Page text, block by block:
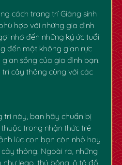
cách trang trí Giáng sinh
hợp với những gia đình
nhớ đến những ký ức tuổi
đến một không gian rực
sống của gia đình bạn.
cây thông cùng với các
trí này, bạn hãy chuẩn bị
trong nhận thức trẻ
lúc con bạn còn nhỏ hay
thông. Ngoài ra, những
như lego, thú bông, ô tô đồ
✿